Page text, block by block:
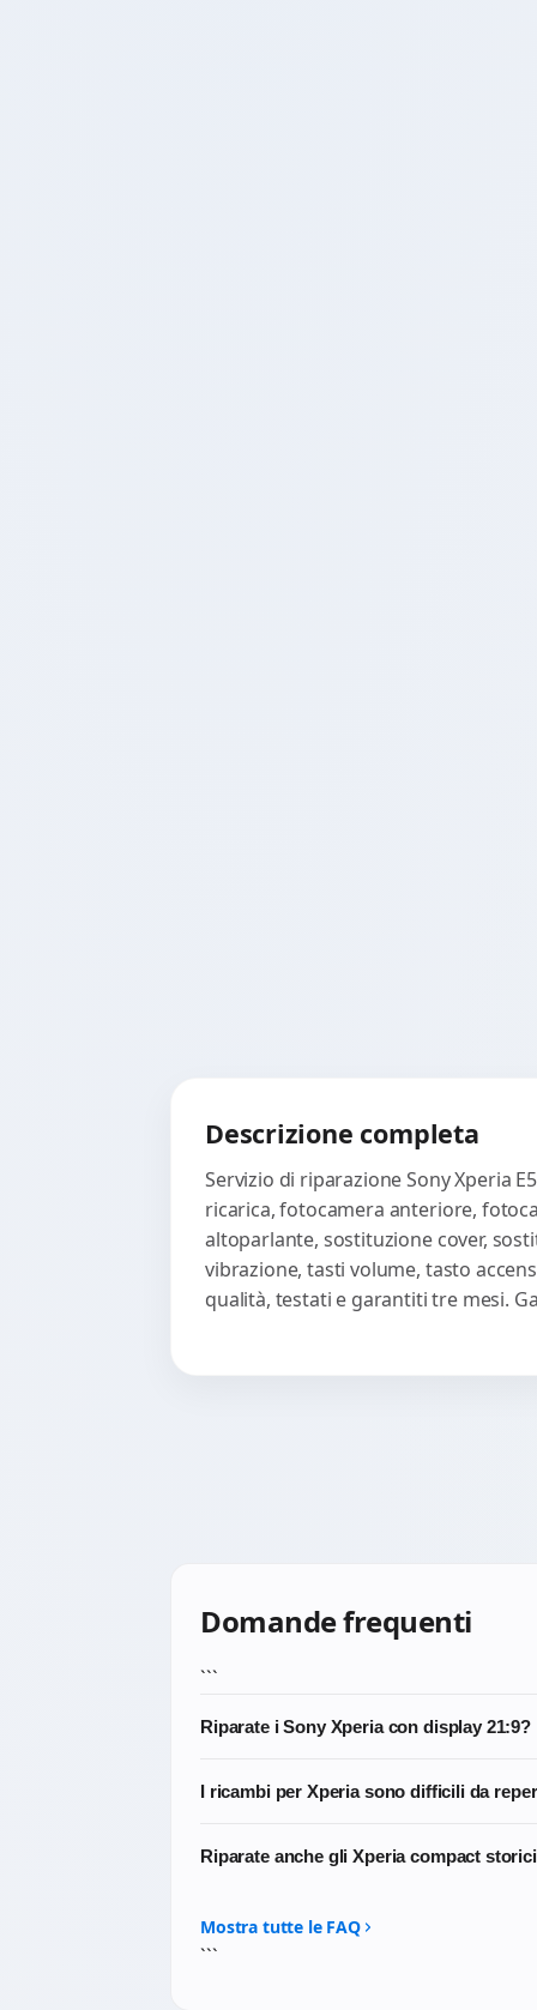
Descrizione completa
Servizio di riparazione Sony Xperia
ricarica, fotocamera anteriore,
altoparlante, sostituzione cover,
vibrazione, tasti volume, tasto
qualità, testati e garantiti tre mesi.
Domande frequenti
```
Riparate i Sony Xperia con display 21:9?
massima qualità ottica.
I ricambi per Xperia sono difficili da
approvvigionamento più lunghe (5-7
Riparate anche gli Xperia compact
ti diciamo se possiamo intervenire.
Mostra tutte le FAQ
```